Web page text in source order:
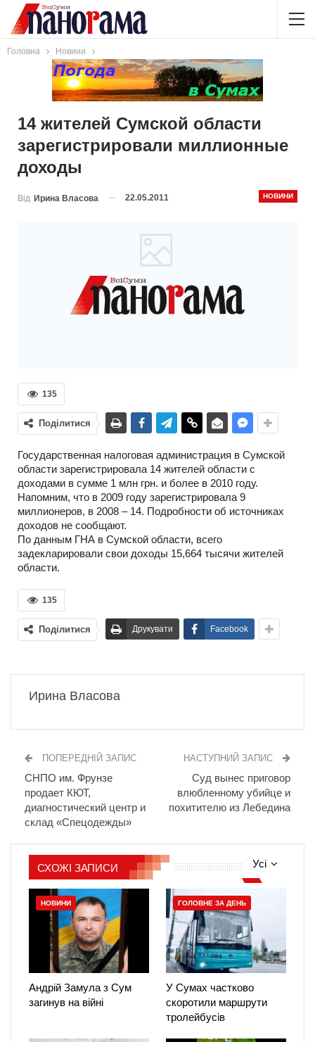
Головна Новини
14 жителей Сумской области
зарегистрировали миллионные
доходы
НОВИНИ
Від Ирина Власова 22.05.2011
135
Поділитися
Государственная налоговая администрация в Сумской
области зарегистрировала 14 жителей области с
доходами в сумме 1 млн грн. и более в 2010 году.
Напомним, что в 2009 году зарегистрировала 9
миллионеров, в 2008 – 14. Подробности об источниках
доходов не сообщают.
По данным ГНА в Сумской области, всего
задекларировали свои доходы 15,664 тысячи жителей
области.
135
Поділитися Друкувати Facebook
Ирина Власова
ПОПЕРЕДНІЙ ЗАПИС
СНПО им. Фрунзе
продает КЮТ,
диагностический центр и
склад «Спецодежды»
НАСТУПНИЙ ЗАПИС
Суд вынес приговор
влюбленному убийце и
похитителю из Лебедина
Усі
СХОЖІ ЗАПИСИ
НОВИНИ
Андрій Замула з Сум
загинув на війні
ГОЛОВНЕ ЗА ДЕНЬ
У Сумах частково
скоротили маршрути
тролейбусів